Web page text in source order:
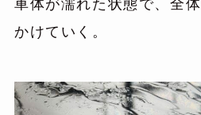
車体が濡れた状態で、全
かけていく。